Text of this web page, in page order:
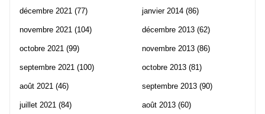
décembre 2021 (77)
novembre 2021 (104)
octobre 2021 (99)
septembre 2021 (100)
août 2021 (46)
juillet 2021 (84)
janvier 2014 (86)
décembre 2013 (62)
novembre 2013 (86)
octobre 2013 (81)
septembre 2013 (90)
août 2013 (60)